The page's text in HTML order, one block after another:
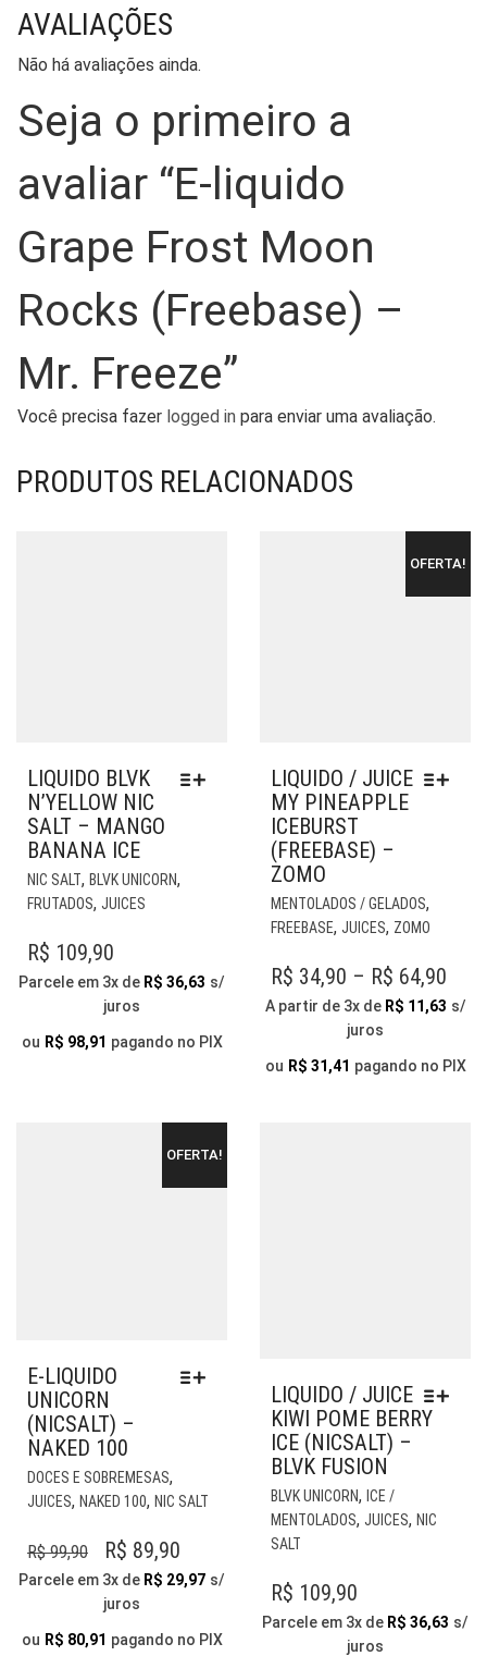
AVALIAÇÕES
Não há avaliações ainda.
Seja o primeiro a
avaliar “E-liquido
Grape Frost Moon
Rocks (Freebase) –
Mr. Freeze”
Você precisa fazer logged in para enviar uma avaliação.
PRODUTOS RELACIONADOS
LIQUIDO BLVK
N’YELLOW NIC
SALT – MANGO
BANANA ICE
NIC SALT, BLVK UNICORN,
FRUTADOS, JUICES
PRODUTO
VARIANTES.
AS
OPÇÕES
PODEM
DO
PRODUTO
R$ 109,90
Parcele em 3x de R$ 36,63 s/
juros
ou R$ 98,91 pagando no PIX
OFERTA!
LIQUIDO / JUICE
MY PINEAPPLE
ICEBURST
(FREEBASE) –
ZOMO
MENTOLADOS / GELADOS,
FREEBASE, JUICES, ZOMO
AS
R$ 34,90 – R$ 64,90
A partir de 3x de R$ 11,63 s/
juros
ou R$ 31,41 pagando no PIX
OFERTA!
E-LIQUIDO
UNICORN
(NICSALT) –
NAKED 100
DOCES E SOBREMESAS,
JUICES, NAKED 100, NIC SALT
PRODUTO
AS
OPÇÕES
PODEM
R$99,90
O
PREÇO
ORIGINAL
ERA:
R$ 89,90
PREÇO
É:
Parcele em 3x de R$ 29,97 s/
juros
ou R$ 80,91 pagando no PIX
LIQUIDO / JUICE
KIWI POME BERRY
ICE (NICSALT) –
BLVK FUSION
BLVK UNICORN, ICE /
MENTOLADOS, JUICES, NIC
SALT
R$ 109,90
Parcele em 3x de R$ 36,63 s/
juros